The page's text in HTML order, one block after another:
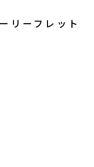
リーフレット